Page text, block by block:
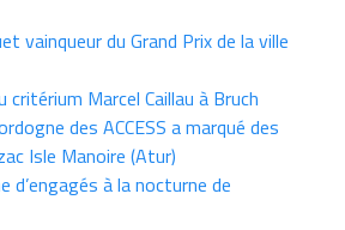
vainqueur du Grand Prix de la ville
critérium Marcel Caillau à Bruch
des ACCESS a marqué des
Isle Manoire (Atur)
d’engagés à la nocturne de